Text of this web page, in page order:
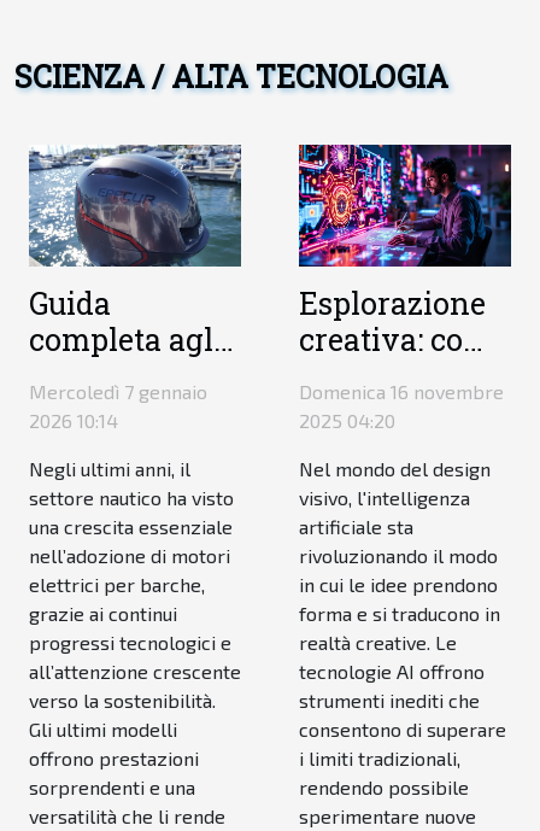
SCIENZA / ALTA TECNOLOGIA
Guida
completa agli
ultimi modelli
di motori
barche
Mercoledì 7 gennaio
2026 10:14
Negli ultimi anni, il
settore nautico ha visto
una crescita essenziale
nell’adozione di motori
elettrici per barche,
grazie ai continui
progressi tecnologici e
all’attenzione crescente
verso la sostenibilità.
Gli ultimi modelli
offrono prestazioni
sorprendenti e una
versatilità che li rende
Esplorazione
creativa: come
l'AI trasforma
la
visuale?
Domenica 16 novembre
2025 04:20
Nel mondo del design
visivo, l'intelligenza
artificiale sta
rivoluzionando il modo
in cui le idee prendono
forma e si traducono in
realtà creative. Le
tecnologie AI offrono
strumenti inediti che
consentono di superare
i limiti tradizionali,
rendendo possibile
sperimentare nuove